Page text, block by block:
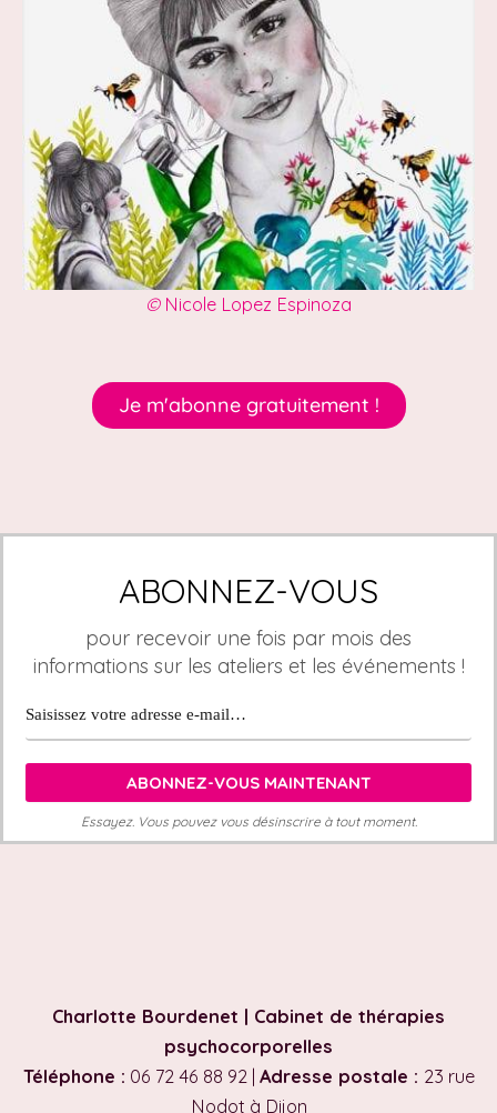
© Nicole Lopez Espinoza
Je m'abonne gratuitement !
ABONNEZ-VOUS
pour recevoir une fois par mois des
informations sur les ateliers et les événements !
Essayez. Vous pouvez vous désinscrire à tout moment.
Charlotte Bourdenet | Cabinet de thérapies
psychocorporelles
Téléphone : 06 72 46 88 92 | Adresse postale : 23 rue
Nodot à Dijon